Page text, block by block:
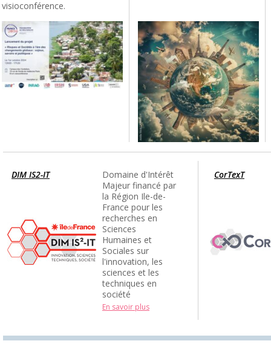
visioconférence.
DIM IS2-IT
Domaine d'Intérêt
Majeur financé par
la Région Ile-de-
France pour les
recherches en
Sciences
Humaines et
Sociales sur
l'innovation, les
sciences et les
techniques en
société
En savoir plus
CorTexT